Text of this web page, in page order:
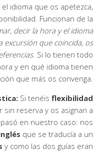
idioma que os apetezca,
Funcionan de la
decir la hora y el idioma
excursión que coincida, os
. Si lo tienen todo
y en qué idioma tienen
que más os convenga.
Si tenéis flexibilidad
sin reserva y os asignan a
en nuestro caso: nos
que se traducía a un
y como las dos guías eran